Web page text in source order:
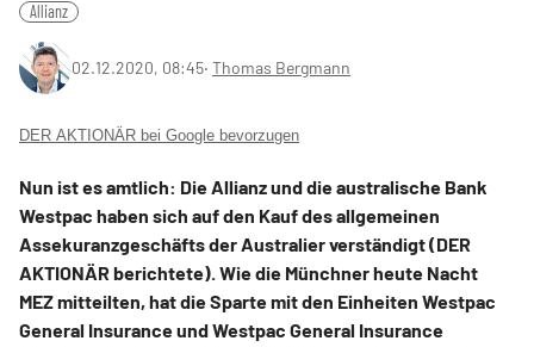
Allianz
02.12.2020, 08:45‧ Thomas Bergmann
DER AKTIONÄR bei Google bevorzugen
Nun ist es amtlich: Die Allianz und die australische Bank
Westpac haben sich auf den Kauf des allgemeinen
Assekuranzgeschäfts der Australier verständigt (DER
AKTIONÄR berichtete). Wie die Münchner heute Nacht
MEZ mitteilten, hat die Sparte mit den Einheiten Westpac
General Insurance und Westpac General Insurance